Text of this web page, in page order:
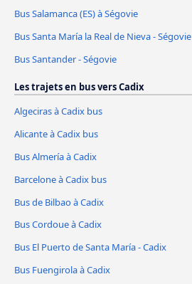
Bus Salamanca (ES) à Ségovie
Bus Santa María la Real de Nieva - Ségovie
Bus Santander - Ségovie
Les trajets en bus vers Cadix
Algeciras à Cadix bus
Alicante à Cadix bus
Bus Almería à Cadix
Barcelone à Cadix bus
Bus de Bilbao à Cadix
Bus Cordoue à Cadix
Bus El Puerto de Santa María - Cadix
Bus Fuengirola à Cadix